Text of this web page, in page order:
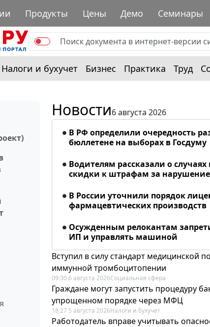
Продукты Цены Демо Семинары
Налоги и бухучет Бизнес Практика Труд
Новости6 августа 2026
В РФ определили очередность
бюллетене на выборах в Госдуму
Водителям рассказали о
скидки к штрафам за
В России уточнили порядок
фармацевтических производств
Осужденным релокантам
ИП и управлять машиной
Вступил в силу стандарт медицинской
иммунной тромбоцитопении
09:30 6 августа 2026Социальная сфера
Граждане могут запустить процедуру
упрощенном порядке через МФЦ
18:27 5 августа 2026Налоги и бухучет
Работодатель вправе учитывать